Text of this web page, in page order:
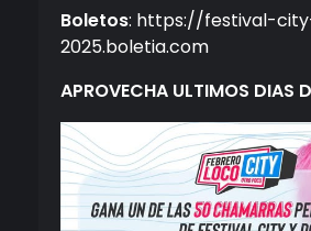
Boletos: https://festival-
2025.boletia.com
APROVECHA ULTIMOS DIAS